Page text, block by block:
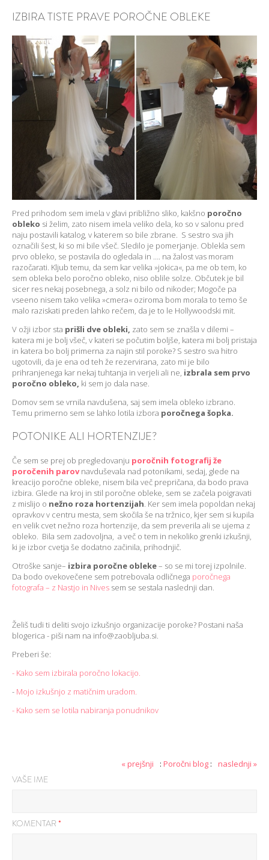
IZBIRA TISTE PRAVE POROČNE OBLEKE
Pred prihodom sem imela v glavi približno sliko, kakšno poročno
obleko si želim, zato nisem imela veliko dela, ko so v salonu pred
naju postavili katalog, v katerem so bile zbrane. S sestro sva jih
označili šest, ki so mi bile všeč. Sledilo je pomerjanje. Oblekla sem
prvo obleko, se postavila do ogledala in …. na žalost vas moram
razočarati. Kljub temu, da sem kar velika »jokica«, pa me ob tem, ko
sem obleka belo poročno obleko, niso oblile solze. Občutek je bil
sicer res nekaj posebnega, a solz ni bilo od nikoder; Mogoče pa
vseeno nisem tako velika »cmera« oziroma bom morala to temo še
malo raziskati preden lahko rečem, da je to le Hollywoodski mit.
V ožji izbor sta prišli dve obleki, zato sem se znašla v dilemi –
katera mi je bolj všeč, v kateri se počutim boljše, katera mi bolj pristaja
in katera bo bolj primerna za najin stil poroke? S sestro sva hitro
ugotovili, da je ena od teh že rezervirana, zato mi je bilo
prihranjenega kar nekaj tuhtanja in verjeli ali ne, izbrala sem prvo
poročno obleko, ki sem jo dala nase.
Domov sem se vrnila navdušena, saj sem imela obleko izbrano.
Temu primerno sem se lahko lotila izbora poročnega šopka.
POTONIKE ALI HORTENZIJE?
Če sem se prej ob pregledovanju poročnih fotografij že
poročenih parovnavduševala nad potonikami, sedaj, glede na
kreacijo poročne obleke, nisem bila več prepričana, da bodo prava
izbira. Glede na kroj in stil poročne obleke, sem se začela poigravati
z mislijo o nežno roza hortenzijah . Ker sem imela popoldan nekaj
opravkov v centru mesta, sem skočila še na tržnico, kjer sem si kupila
en velik cvet nežno roza hortenzije, da sem preverila ali se ujema z
obleko. Bila sem zadovoljna, a več o tem in nekoliko grenki izkušnji,
ki je izbor cvetja še dodatno začinila, prihodnjič.
Otroške sanje– izbira poročne obleke– so se mi torej izpolnile.
Da bodo ovekovečene sem potrebovala odličnega poročnega
fotografa – z Nastjo in Nives sem se sestala naslednji dan.
Želiš tudi ti deliti svojo izkušnjo organizacije poroke? Postani naša
blogerica - piši nam na info@zaobljuba.si.
Preberi še:
- Kako sem izbirala poročno lokacijo.
- Mojo izkušnjo z matičnim uradom.
- Kako sem se lotila nabiranja ponudnikov
« prejšnji : Poročni blog : naslednji »
VAŠE IME
KOMENTAR *